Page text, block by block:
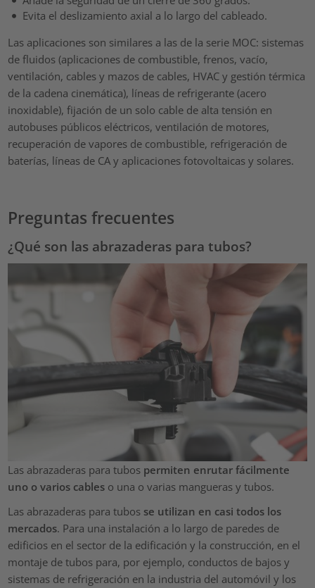
Evita el deslizamiento axial a lo largo del cableado.
Las aplicaciones son similares a las de la serie MOC: sistemas
de fluidos (aplicaciones de combustible, frenos, vacío,
ventilación, cables y mazos de cables, HVAC y gestión térmica
de la cadena cinemática), líneas de refrigerante (acero
inoxidable), fijación de un solo cable de alta tensión en
autobuses públicos eléctricos, ventilación de motores,
recuperación de vapores de combustible, refrigeración de
baterías, líneas de CA y aplicaciones fotovoltaicas y solares.
Preguntas frecuentes
¿Qué son las abrazaderas para tubos?
Las abrazaderas para tubos permiten enrutar fácilmente
uno o varios cables o una o varias mangueras y tubos.
Las abrazaderas para tubos se utilizan en casi todos los
mercados. Para una instalación a lo largo de paredes de
edificios en el sector de la edificación y la construcción, en el
montaje de tubos para, por ejemplo, conductos de bajos y
sistemas de refrigeración en la industria del automóvil y los